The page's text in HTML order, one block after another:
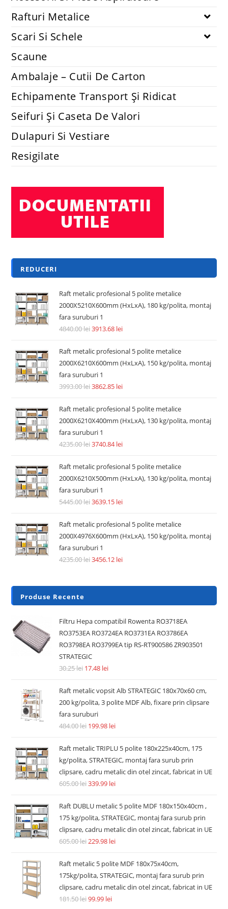
Rafturi Metalice
Scari Si Schele
Scaune
Ambalaje – Cutii De Carton
Echipamente Transport Și Ridicat
Seifuri Și Caseta De Valori
Dulapuri Si Vestiare
Resigilate
REDUCERI
Raft metalic profesional 5 polite metalice
2000X5210X600mm (HxLxA), 180 kg/polita, montaj
fara suruburi 1
4840.00lei3913.68 lei
Raft metalic profesional 5 polite metalice
2000X6210X600mm (HxLxA), 150 kg/polita, montaj
fara suruburi 1
3993.00lei3862.85 lei
Raft metalic profesional 5 polite metalice
2000X6210X400mm (HxLxA), 130 kg/polita, montaj
fara suruburi 1
4235.00lei3740.84lei
Raft metalic profesional 5 polite metalice
2000X6210X500mm (HxLxA), 130 kg/polita, montaj
fara suruburi 1
5445.00lei3639.15 lei
Raft metalic profesional 5 polite metalice
2000X4976X600mm (HxLxA), 150 kg/polita, montaj
fara suruburi 1
4235.00lei3456.12 lei
Produse Recente
Filtru Hepa compatibil Rowenta RO3718EA
RO3753EA RO3724EA RO3731EA RO3786EA
RO3798EA RO3799EA tip RS-RT900586 ZR903501
STRATEGIC
30.25lei 17.48 lei
Raft metalic vopsit Alb STRATEGIC 180x70x60 cm,
200 kg/polita, 3 polite MDF Alb, fixare prin clipsare
fara suruburi
484.00lei 199.98 lei
Raft metalic TRIPLU 5 polite 180x225x40cm, 175
kg/polita, STRATEGIC, montaj fara surub prin
clipsare, cadru metalic din otel zincat, fabricat in UE
605.00lei339.99 lei
Raft DUBLU metalic 5 polite MDF 180x150x40cm ,
175 kg/polita, STRATEGIC, montaj fara surub prin
clipsare, cadru metalic din otel zincat, fabricat in UE
605.00lei229.98 lei
Raft metalic 5 polite MDF 180x75x40cm,
175kg/polita, STRATEGIC, montaj fara surub prin
clipsare, cadru metalic din otel zincat, fabricat in UE
181.50lei99.99 lei